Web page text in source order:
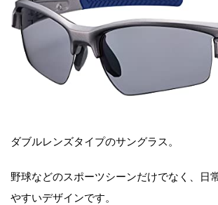
ダブルレンズタイプのサングラス。
野球などのスポーツシーンだけでなく、日
やすいデザインです。